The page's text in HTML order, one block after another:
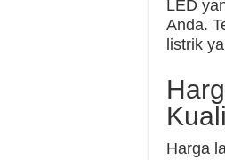
LED
Anda.
listrik
Harga